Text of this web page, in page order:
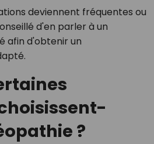
deviennent fréquentes ou
d'en parler à un
afin d'obtenir un
?